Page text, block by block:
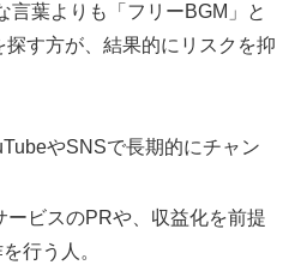
言葉よりも「フリーBGM」と
探す方が、結果的にリスクを抑
やSNSで長期的にチャン
ービスのPRや、収益化を前提
行う人。